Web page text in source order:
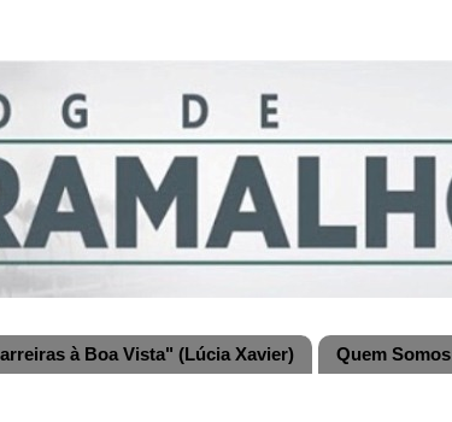
à Boa Vista" (Lúcia Xavier) Quem Somos